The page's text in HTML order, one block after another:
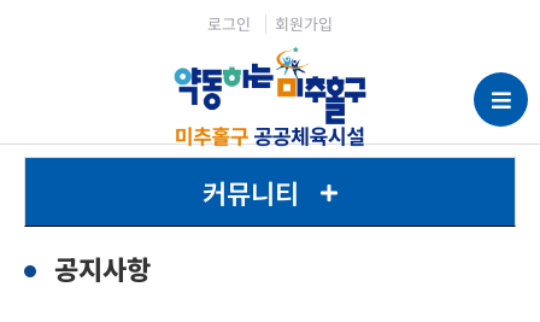
로그인 회원가입
커뮤니티
공지사항